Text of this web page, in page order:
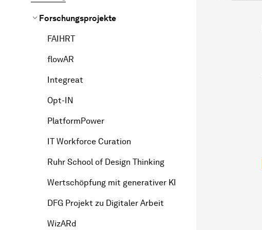
Forschungsprojekte
FAIHRT
flowAR
Integreat
Opt-IN
PlatformPower
IT Workforce Curation
Ruhr School of Design Thinking
Wertschöpfung mit generativer KI
DFG Projekt zu Digitaler Arbeit
WizARd